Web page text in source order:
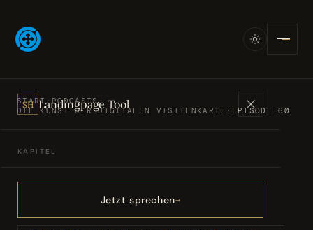
SH Landingpage Tool
KAPITEL
01 Angebote
Jetzt sprechen
START·PODCASTS·
DIE KUNST DER DIGITALEN VISITENKARTE · EPISODE 60